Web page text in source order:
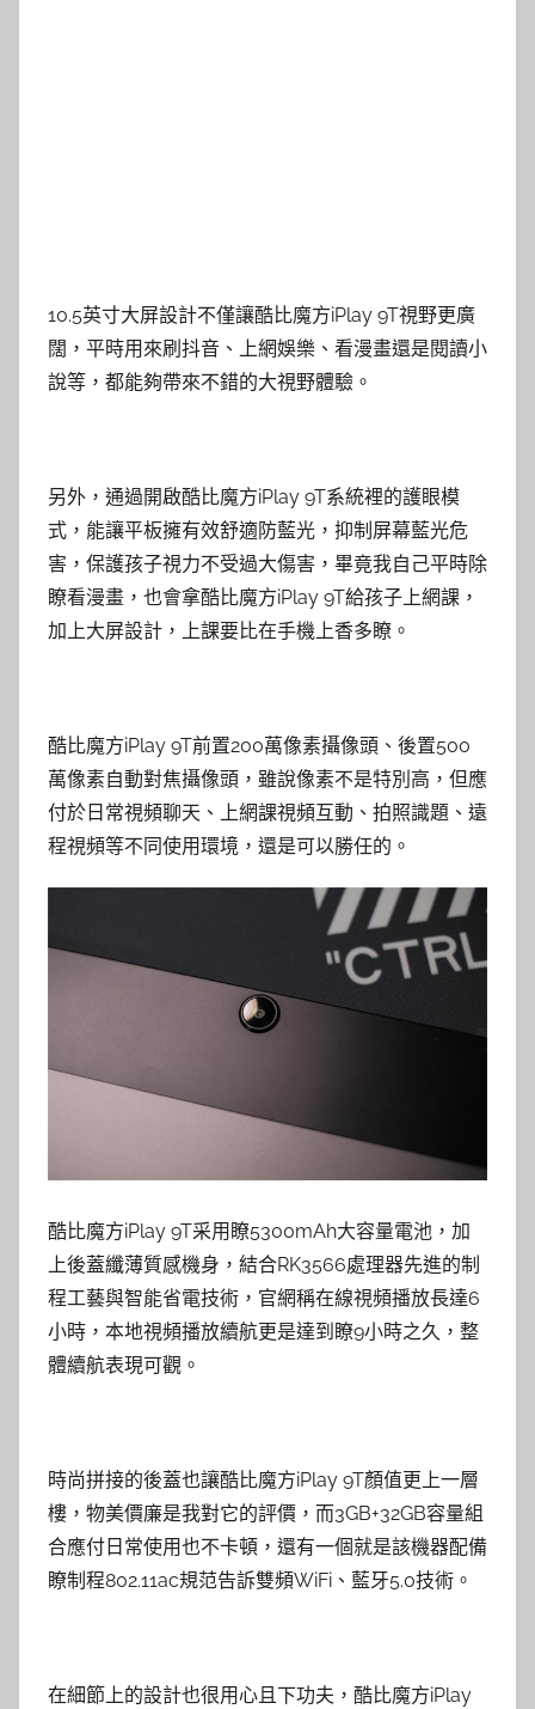
10.5英寸大屏設計不僅讓酷比魔方iPlay 9T視野更廣
闊，平時用來刷抖音、上網娛樂、看漫畫還是閱讀小
說等，都能夠帶來不錯的大視野體驗。
另外，通過開啟酷比魔方iPlay 9T系統裡的護眼模
式，能讓平板擁有效舒適防藍光，抑制屏幕藍光危
害，保護孩子視力不受過大傷害，畢竟我自己平時除
瞭看漫畫，也會拿酷比魔方iPlay 9T給孩子上網課，
加上大屏設計，上課要比在手機上香多瞭。
酷比魔方iPlay 9T前置200萬像素攝像頭、後置500
萬像素自動對焦攝像頭，雖說像素不是特別高，但應
付於日常視頻聊天、上網課視頻互動、拍照識題、遠
程視頻等不同使用環境，還是可以勝任的。
酷比魔方iPlay 9T采用瞭5300mAh大容量電池，加
上後蓋纖薄質感機身，結合RK3566處理器先進的制
程工藝與智能省電技術，官網稱在線視頻播放長達6
小時，本地視頻播放續航更是達到瞭9小時之久，整
體續航表現可觀。
時尚拼接的後蓋也讓酷比魔方iPlay 9T顏值更上一層
樓，物美價廉是我對它的評價，而3GB+32GB容量組
合應付日常使用也不卡頓，還有一個就是該機器配備
瞭制程802.11ac規范告訴雙頻WiFi、藍牙5.0技術。
在細節上的設計也很用心且下功夫，酷比魔方iPlay